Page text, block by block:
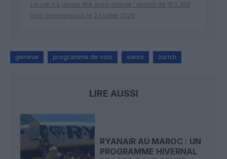
Le ciel n’a jamais été aussi chargé : record de 153 359
vols commerciaux le 23 juillet 2026
geneve programme de vols swiss zurich
LIRE AUSSI
RYANAIR AU MAROC : UN
PROGRAMME HIVERNAL